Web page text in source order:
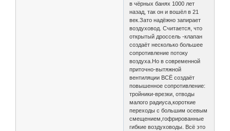
в чёрных банях 1000 лет
назад, так он и вошёл в 21
век.Зато надёжно запирает
воздуховод. Считается, что
открытый дроссель -клапан
создаёт несколько большее
сопротивление потоку
воздуха.Но в современной
приточно-вытяжной
вентиляции ВСЁ создаёт
повышенное сопротивление:
тройники-врезки, отводы
малого радиуса,короткие
переходы с большим осевым
смещением,гофрированные
гибкие воздуховоды. Всё это